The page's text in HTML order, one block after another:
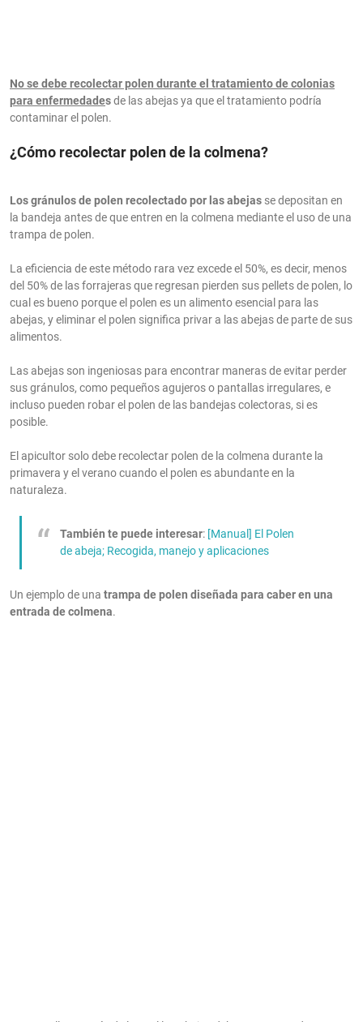
No se debe recolectar polen durante el tratamiento de colonias
para enfermedadesde las abejas ya que el tratamiento podría
contaminar el polen.
¿Cómo recolectar polen de la colmena?
Los gránulos de polen recolectado por las abejas se depositan en
la bandeja antes de que entren en la colmena mediante el uso de una
trampa de polen.
La eficiencia de este método rara vez excede el 50%, es decir, menos
del 50% de las forrajeras que regresan pierden sus pellets de polen, lo
cual es bueno porque el polen es un alimento esencial para las
abejas, y eliminar el polen significa privar a las abejas de parte de sus
alimentos.
Las abejas son ingeniosas para encontrar maneras de evitar perder
sus gránulos, como pequeños agujeros o pantallas irregulares, e
incluso pueden robar el polen de las bandejas colectoras, si es
posible.
El apicultor solo debe recolectar polen de la colmena durante la
primavera y el verano cuando el polen es abundante en la
naturaleza.
También te puede interesar: [Manual] El Polen
de abeja; Recogida, manejo y aplicaciones
Un ejemplo de una trampa de polen diseñada para caber en una
entrada de colmena.